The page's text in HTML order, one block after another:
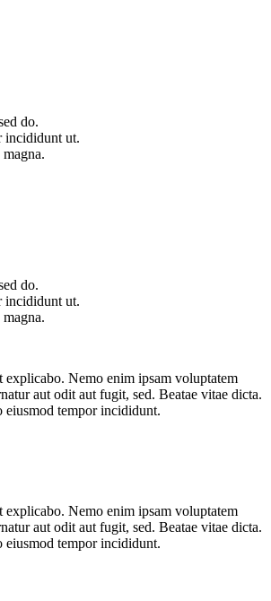
do.
incididunt ut.
do.
incididunt ut.
explicabo. Nemo enim ipsam voluptatem
aut odit aut fugit, sed. Beatae vitae dicta.
eiusmod tempor incididunt.
explicabo. Nemo enim ipsam voluptatem
aut odit aut fugit, sed. Beatae vitae dicta.
tempor incididunt.